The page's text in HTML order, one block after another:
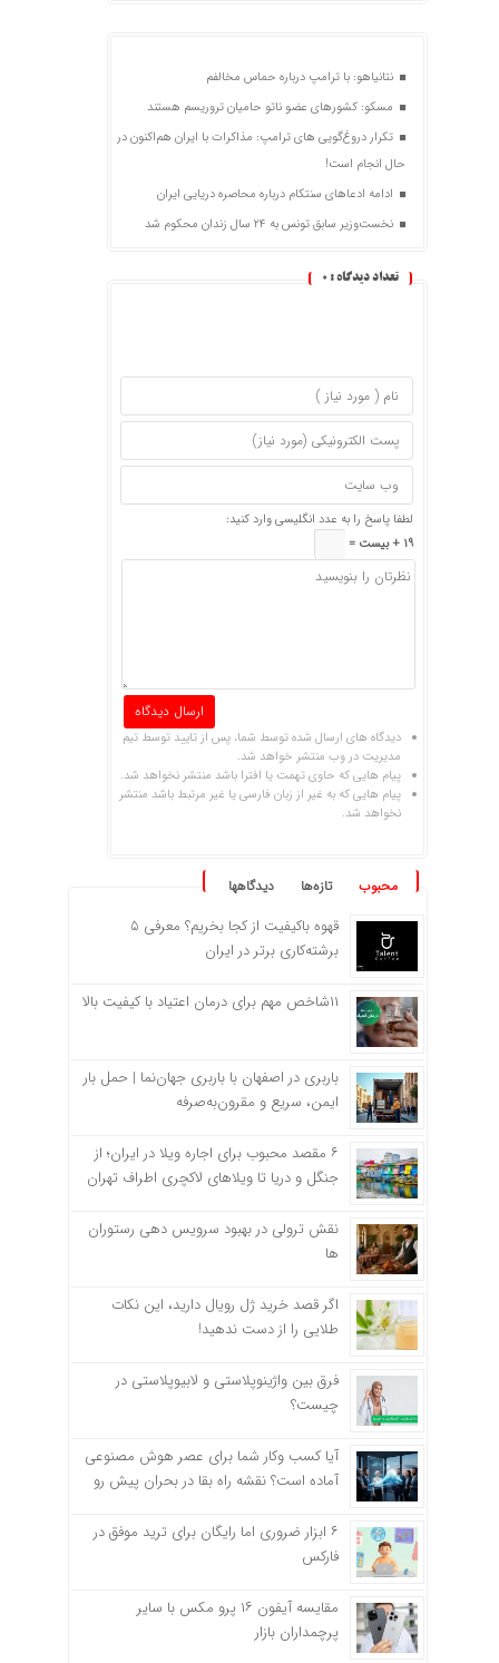
نتانیاهو: با ترامپ درباره حماس مخالفم
مسکو: کشورهای عضو ناتو حامیان تروریسم هستند
تکرار دروغ‌گویی های ترامپ: مذاکرات با ایران هم‌اکنون در
حال انجام است!
ادامه ادعاهای سنتکام درباره محاصره دریایی ایران
نخست‌وزیر سابق تونس به ۲۴ سال زندان محکوم شد
تعداد دیدگاه : 0
لطفا پاسخ را به عدد انگلیسی وارد کنید:
19 + بیست =
دیدگاه های ارسال شده توسط شما، پس از تایید توسط تیم
مدیریت در وب منتشر خواهد شد.
پیام هایی که حاوی تهمت یا افترا باشد منتشر نخواهد شد.
پیام هایی که به غیر از زبان فارسی یا غیر مرتبط باشد منتشر
نخواهد شد.
محبوب تازه‌ها دیدگاهها
قهوه باکیفیت از کجا بخریم؟ معرفی ۵
برشته‌کاری برتر در ایران
۱۱شاخص مهم برای درمان اعتیاد با کیفیت بالا
باربری در اصفهان با باربری جهان‌نما | حمل بار
ایمن، سریع و مقرون‌به‌صرفه
۶ مقصد محبوب برای اجاره ویلا در ایران؛ از
جنگل و دریا تا ویلاهای لاکچری اطراف تهران
نقش ترولی در بهبود سرویس دهی رستوران
ها
اگر قصد خرید ژل رویال دارید، این نکات
طلایی را از دست ندهید!
فرق بین واژینوپلاستی و لابیوپلاستی در
چیست؟
آیا کسب وکار شما برای عصر هوش مصنوعی
آماده است؟ نقشه راه بقا در بحران پیش رو
۶ ابزار ضروری اما رایگان برای ترید موفق در
فارکس
مقایسه آیفون ۱۶ پرو مکس با سایر
پرچمداران بازار